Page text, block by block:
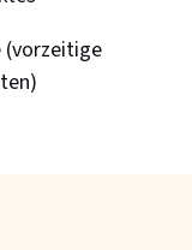
(vorzeitige